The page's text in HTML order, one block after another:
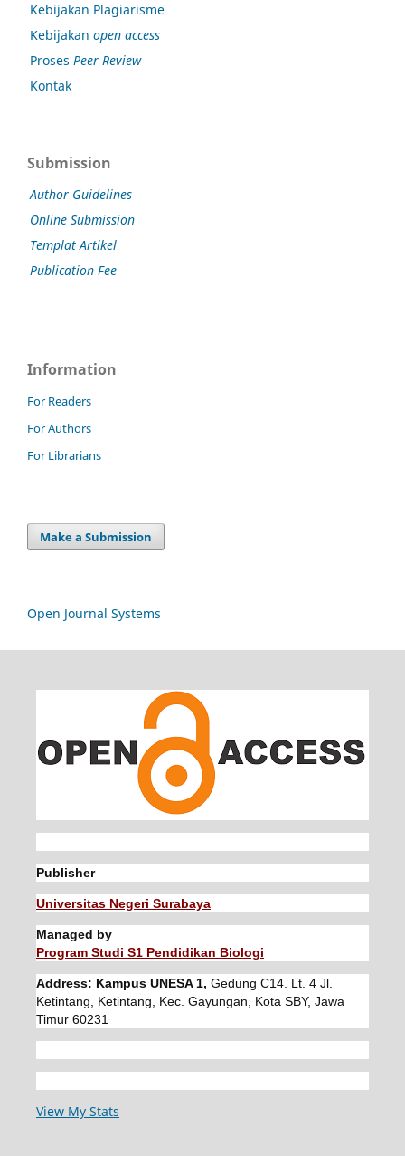
Kebijakan Plagiarisme
Kebijakan open access
Proses Peer Review
Kontak
Submission
Author Guidelines
Online Submission
Templat Artikel
Publication Fee
Information
For Readers
For Authors
For Librarians
Make a Submission
Open Journal Systems
Publisher
Universitas Negeri Surabaya
Managed by
Program Studi S1 Pendidikan Biologi
Address: Kampus UNESA 1, Gedung C14. Lt. 4 Jl.
Ketintang, Ketintang, Kec. Gayungan, Kota SBY, Jawa
Timur 60231
View My Stats